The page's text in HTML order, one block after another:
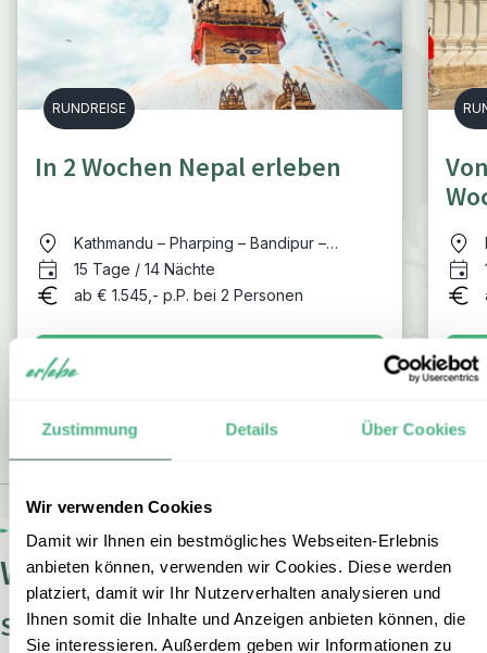
Zustimmung Details Über Cookies
Wir verwenden Cookies
Damit wir Ihnen ein bestmögliches Webseiten-Erlebnis
anbieten können, verwenden wir Cookies. Diese werden
platziert, damit wir Ihr Nutzerverhalten analysieren und
Ihnen somit die Inhalte und Anzeigen anbieten können, die
Sie interessieren. Außerdem geben wir Informationen zu
RUNDREISE
In 2 Wochen Nepal erleben
Kathmandu – Pharping – Bandipur –
Pokhara – Chitwan Nationalpark –
Kathmandu
15 Tage / 14 Nächte
ab € 1.545,- p.P. bei 2 Personen
Wissenswertes über Nepal
Sprache in Nepal